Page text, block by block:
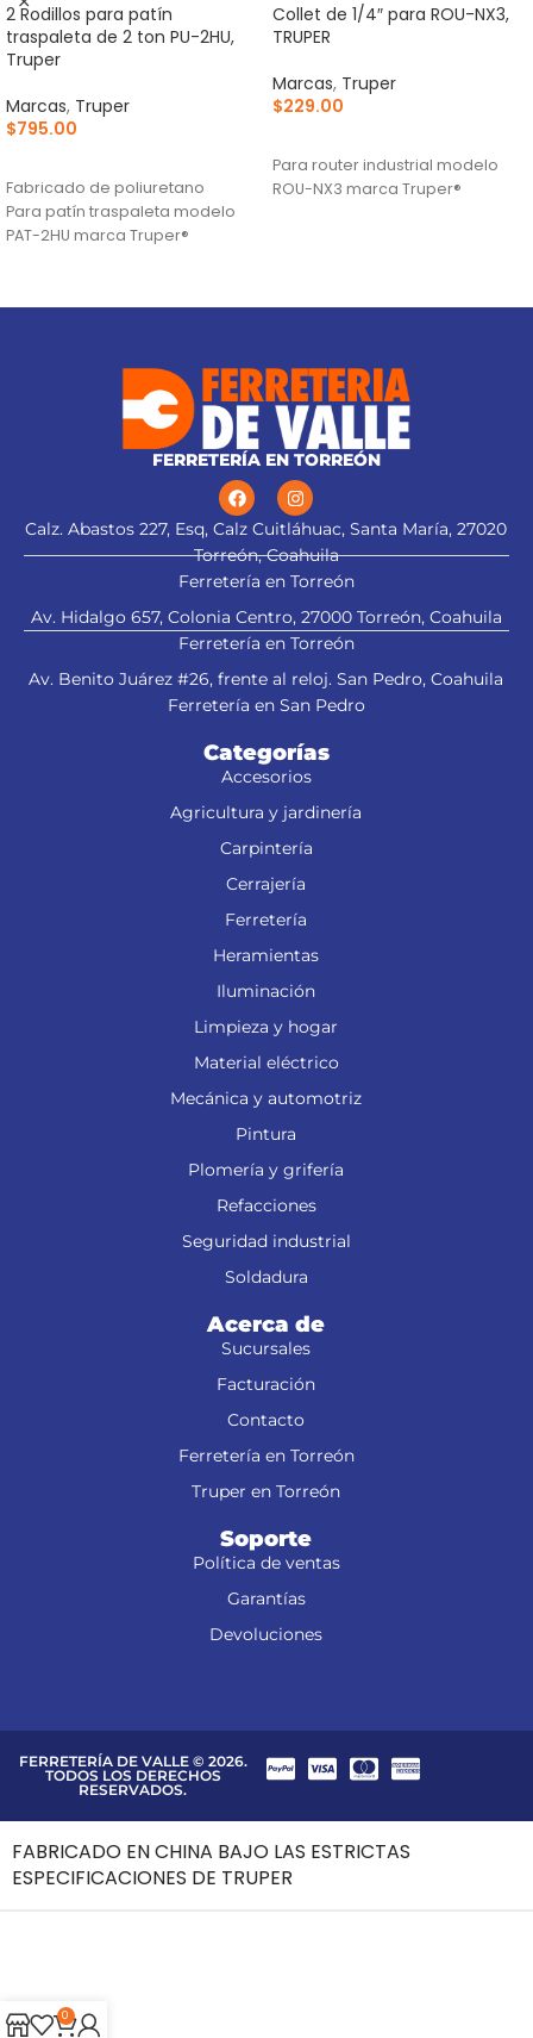
2 Rodillos para patín
traspaleta de 2 ton PU-2HU,
Truper
Marcas, Truper
$795.00
Fabricado de poliuretano
Para patín traspaleta modelo
PAT-2HU marca Truper®
Collet de 1/4″ para ROU-NX3,
TRUPER
Marcas, Truper
$229.00
Para router industrial modelo
ROU-NX3 marca Truper®
FERRETERÍA EN TORREÓN
Calz. Abastos 227, Esq, Calz Cuitláhuac, Santa María, 27020
Torreón, Coahuila
Ferretería en Torreón
Av. Hidalgo 657, Colonia Centro, 27000 Torreón, Coahuila
Ferretería en Torreón
Av. Benito Juárez #26, frente al reloj. San Pedro, Coahuila
Ferretería en San Pedro
Categorías
Accesorios
Agricultura y jardinería
Carpintería
Cerrajería
Ferretería
Heramientas
Iluminación
Limpieza y hogar
Material eléctrico
Mecánica y automotriz
Pintura
Plomería y grifería
Refacciones
Seguridad industrial
Soldadura
Acerca de
Sucursales
Facturación
Contacto
Ferretería en Torreón
Truper en Torreón
Soporte
Política de ventas
Garantías
Devoluciones
FERRETERÍA DE VALLE © 2026.
TODOS LOS DERECHOS
RESERVADOS.
0
FABRICADO EN CHINA BAJO LAS ESTRICTAS
ESPECIFICACIONES DE TRUPER